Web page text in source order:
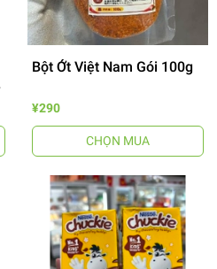
Bột Ớt Việt Nam Gói 100g
¥290
CHỌN MUA